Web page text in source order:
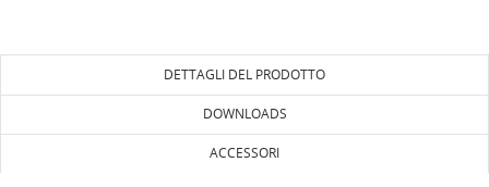
DETTAGLI DEL PRODOTTO
DOWNLOADS
ACCESSORI